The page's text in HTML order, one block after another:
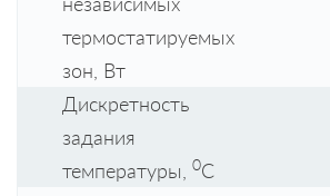
термостатируемых
зон, Вт
Дискретность
задания
температуры,
0С